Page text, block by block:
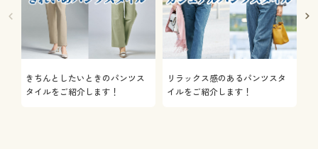
きちんとしたいときのパンツス
タイルをご紹介します！
リラックス感のあるパンツスタ
イルをご紹介します！